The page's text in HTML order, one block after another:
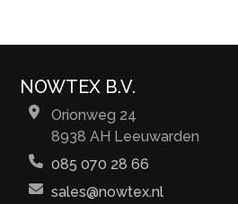
NOWTEX B.V.
Orionweg 24
8938 AH Leeuwarden
085 070 28 66
sales@nowtex.nl